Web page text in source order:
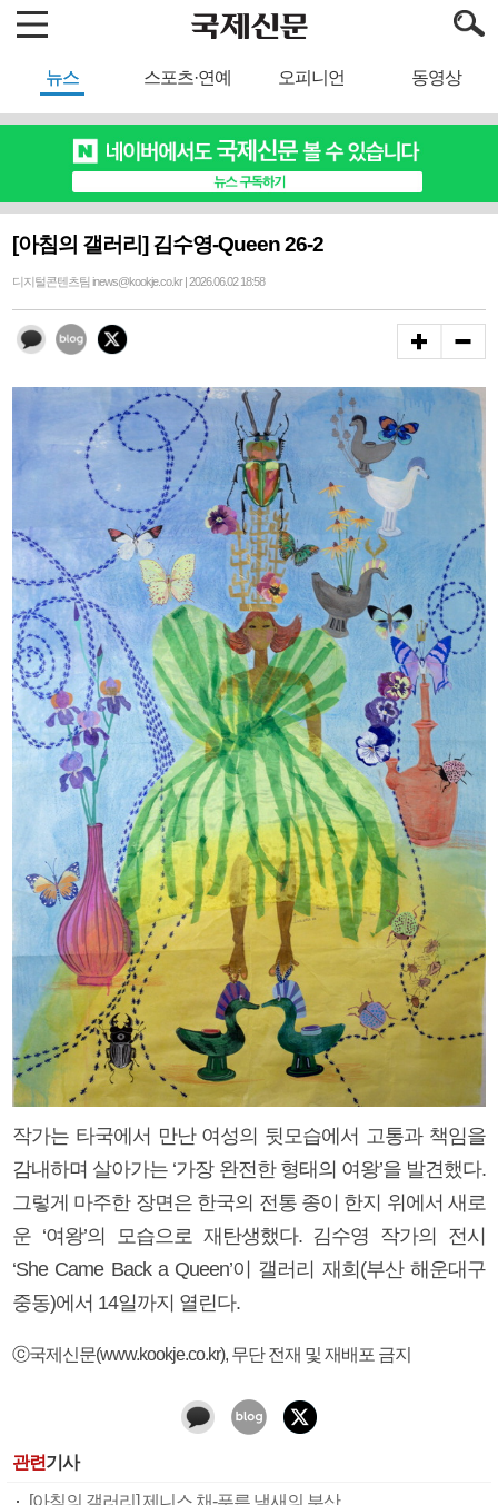
뉴스 스포츠·연예 오피니언 동영상
[아침의 갤러리] 김수영-Queen 26-2
디지털콘텐츠팀 inews@kookje.co.kr | 2026.06.02 18:58
작가는 타국에서 만난 여성의 뒷모습에서 고통과 책임을
감내하며 살아가는 ‘가장 완전한 형태의 여왕’을 발견했다.
그렇게 마주한 장면은 한국의 전통 종이 한지 위에서 새로
운 ‘여왕’의 모습으로 재탄생했다. 김수영 작가의 전시
‘She Came Back a Queen’이 갤러리 재희(부산 해운대구
중동)에서 14일까지 열린다.
ⓒ국제신문(www.kookje.co.kr), 무단 전재 및 재배포 금지
관련기사
[아침의 갤러리] 제니스 채-푸른 냄새의 부산